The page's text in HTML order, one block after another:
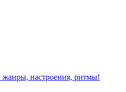
настроения, ритмы!